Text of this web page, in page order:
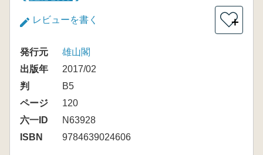
レビューを書く ＋
発行元
雄山閣
出版年
2017/02
判
B5
ページ
120
六一ID
N63928
ISBN
9784639024606